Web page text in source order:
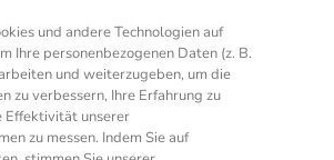
GETAC. All Rights Reserved.
und andere Technologien auf
Ihre personenbezogenen Daten (z. B.
und weiterzugeben, um die
zu verbessern, Ihre Erfahrung zu
Effektivität unserer
zu messen. Indem Sie auf